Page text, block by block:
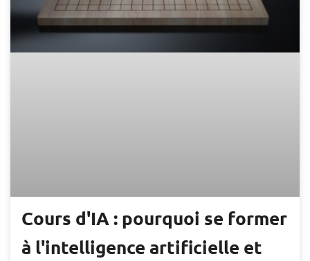
Cours d'IA : pourquoi se former
à l'intelligence artificielle et